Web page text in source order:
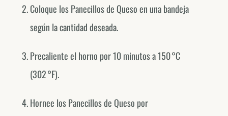
Coloque los Panecillos de Queso en una bandeja
según la cantidad deseada.
Precaliente el horno por 10 minutos a 150 °C
(302 °F).
Hornee los Panecillos de Queso por
Uruguai
@fornodeminasuruguay
@fornodeminasperu
Argentina